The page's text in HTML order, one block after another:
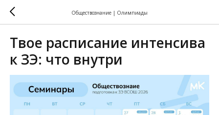
Обществознание | Олимпиады
Твое расписание интенсива
к ЗЭ: что внутри